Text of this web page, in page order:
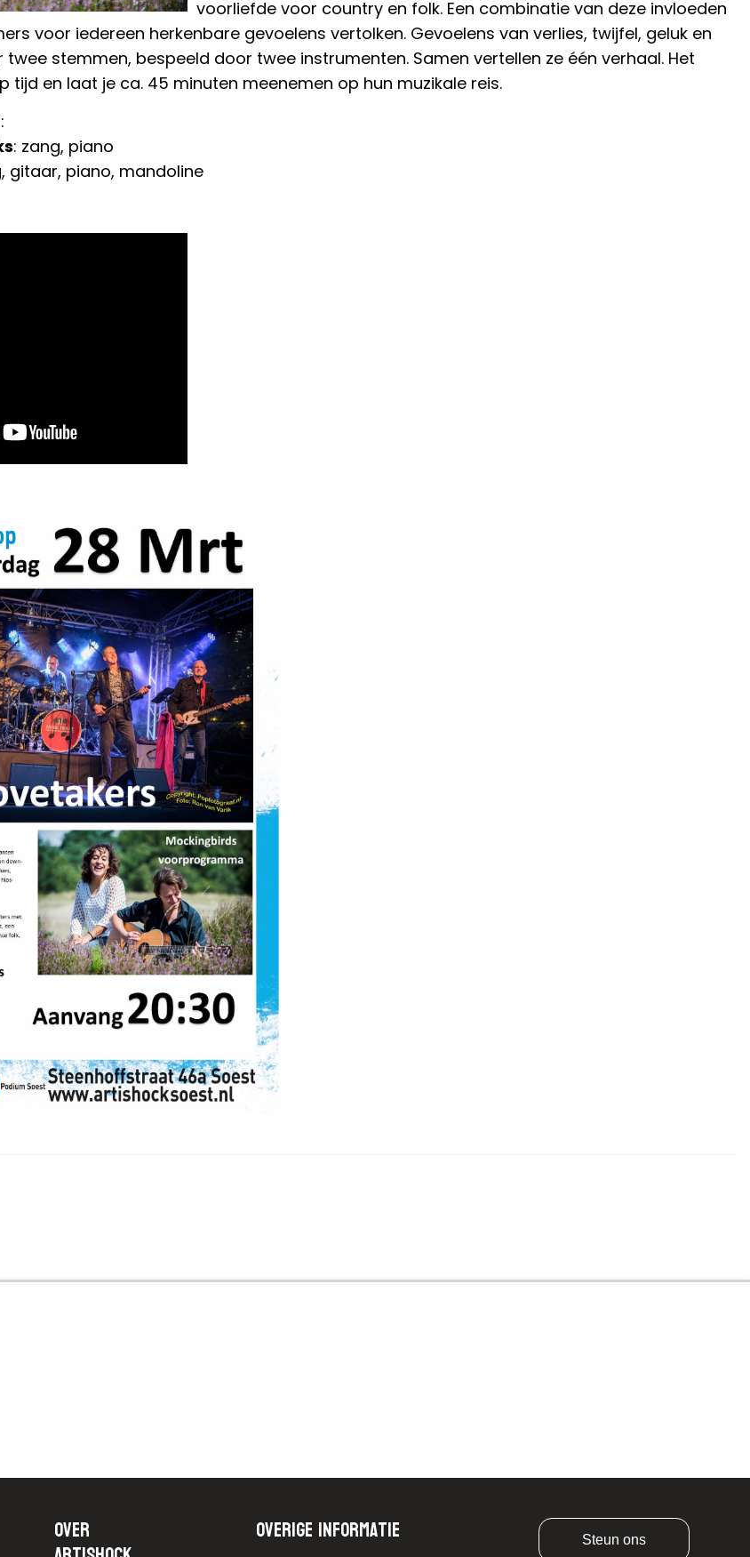
voorliefde voor country en folk. Een combinatie van deze invloeden
voor iedereen herkenbare gevoelens vertolken. Gevoelens van verlies, twijfel, geluk en
twee stemmen, bespeeld door twee instrumenten. Samen vertellen ze één verhaal. Het
tijd en laat je ca. 45 minuten meenemen op hun muzikale reis.
: zang, piano
gitaar, piano, mandoline
Over Overige informatie Steun ons